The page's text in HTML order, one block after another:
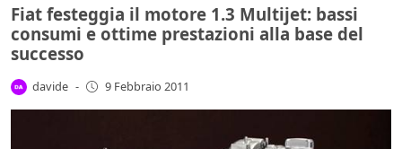
Fiat festeggia il motore 1.3 Multijet: bassi
consumi e ottime prestazioni alla base del
successo
davide - 9 Febbraio 2011